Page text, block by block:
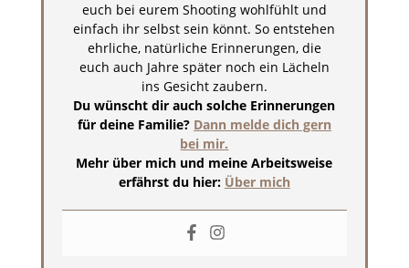
euch bei eurem Shooting wohlfühlt und
einfach ihr selbst sein könnt. So entstehen
ehrliche, natürliche Erinnerungen, die
euch auch Jahre später noch ein Lächeln
ins Gesicht zaubern.
Du wünscht dir auch solche Erinnerungen
für deine Familie? Dann melde dich gern
bei mir.
Mehr über mich und meine Arbeitsweise
erfährst du hier: Über mich